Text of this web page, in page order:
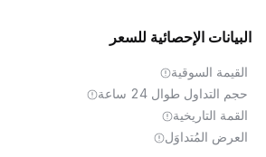
البيانات الإحصائية للسعر
القيمة السوقية
حجم التداول طوال 24 ساعة
القمة التاريخية
العرض المُتداوَل